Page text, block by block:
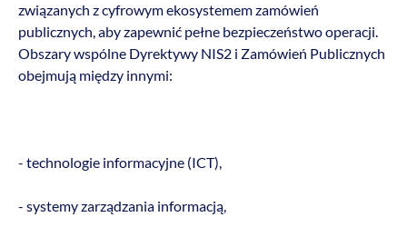
związanych z cyfrowym ekosystemem zamówień
publicznych, aby zapewnić pełne bezpieczeństwo operacji.
Obszary wspólne Dyrektywy NIS2 i Zamówień Publicznych
obejmują między innymi:
- technologie informacyjne (ICT),
- systemy zarządzania informacją,